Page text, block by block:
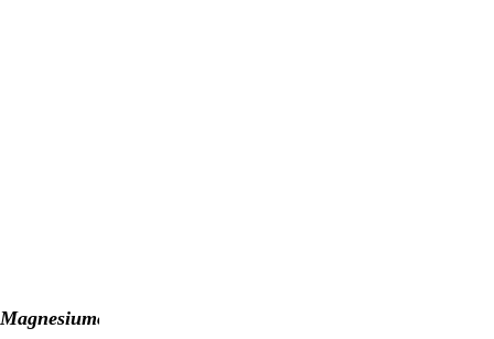
Magnesiumchlorid aus dem Toten Meer (1 kg)